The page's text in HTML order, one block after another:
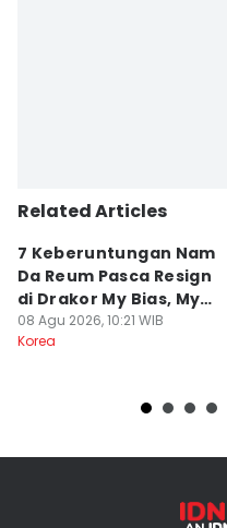
Related Articles
7 Keberuntungan Nam
Da Reum Pasca Resign
di Drakor My Bias, My
Boss
08 Agu 2026, 10:21 WIB
Korea